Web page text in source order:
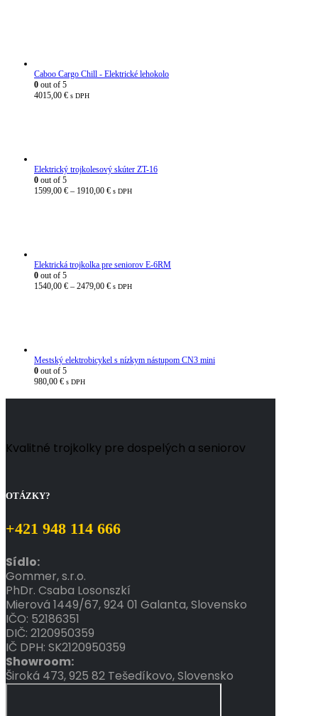
Caboo Cargo Chill - Elektrické lehokolo
0 out of 5
4015,00 € s DPH
Elektrický trojkolesový skúter ZT-16
0 out of 5
1599,00 € – 1910,00 €Price
s DPH
Elektrická trojkolka pre seniorov E-6RM
0 out of 5
1540,00 € – 2479,00 €Price
s DPH
Mestský elektrobicykel s nízkym nástupom CN3 mini
0 out of 5
980,00 € s DPH
Kvalitné trojkolky pre dospelých a seniorov
OTÁZKY?
+421 948 114 666
Sídlo:
Gommer, s.r.o.
PhDr. Csaba Losonszkí
Mierová 1449/67, 924 01 Galanta, Slovensko
IČO: 52186351
DIČ: 2120950359
IČ DPH: SK2120950359
Showroom:
Široká 473, 925 82 Tešedíkovo, Slovensko